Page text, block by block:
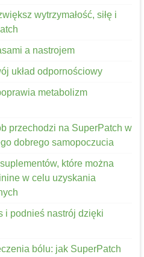
wytrzymałość, siłę i
a nastrojem
układ odpornościowy
metabolizm
przechodzi na SuperPatch w
dobrego samopoczucia
które można
w celu uzyskania
i podnieś nastrój dzięki
bólu: jak SuperPatch